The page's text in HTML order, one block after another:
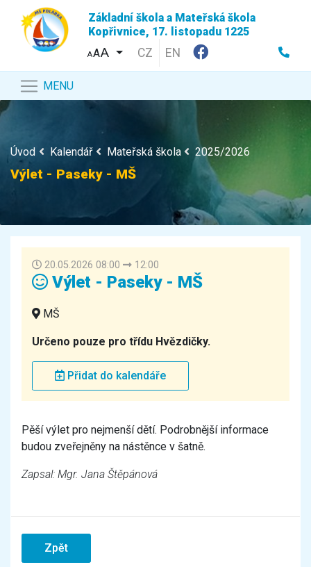
Základní škola a Mateřská škola
Kopřivnice, 17. listopadu 1225
AA CZ EN
MENU
Úvod Kalendář Mateřská škola 2025/2026
Výlet - Paseky - MŠ
20.05.2026 08:00 12:00
Výlet - Paseky - MŠ
MŠ
Určeno pouze pro třídu Hvězdičky.
Přidat do kalendáře
Pěší výlet pro nejmenší dětí. Podrobnější informace
budou zveřejněny na nástěnce v šatně.
Zapsal: Mgr. Jana Štěpánová
Zpět